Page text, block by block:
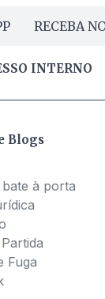
RECEBA
INTERNO
Blogs
à porta
Fuga